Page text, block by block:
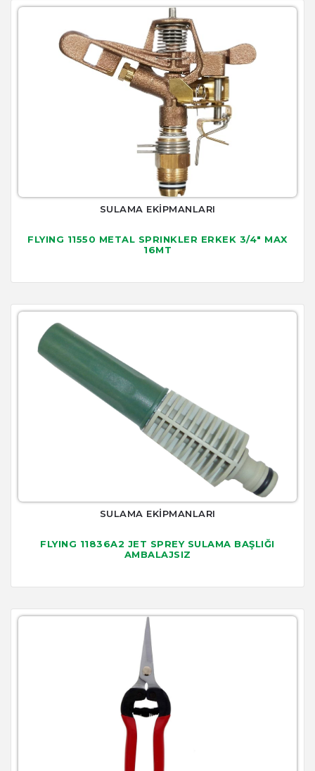
SULAMA EKİPMANLARI
FLYING 11550 METAL SPRINKLER ERKEK 3/4" MAX
16MT
SULAMA EKİPMANLARI
FLYING 11836A2 JET SPREY SULAMA BAŞLIĞI
AMBALAJSIZ